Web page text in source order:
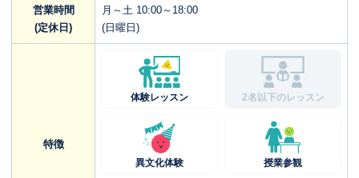
営業時間
(定休日)
月～土 10:00～18:00
(日曜日)
特徴
体験レッスン 2名以下のレッスン
異文化体験 授業参観